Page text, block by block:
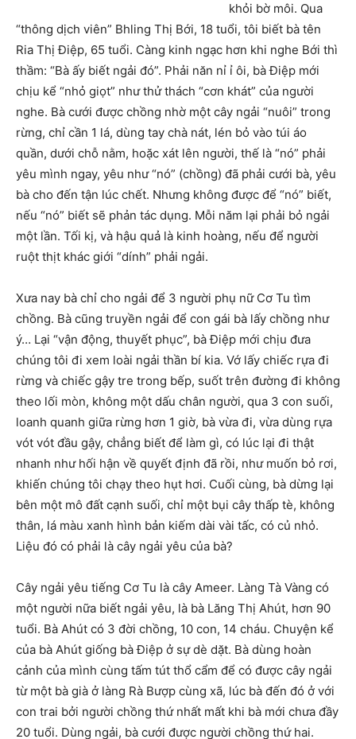
khỏi bờ môi. Qua
“thông dịch viên” Bhling Thị Bới, 18 tuổi, tôi biết bà tên
Ria Thị Điệp, 65 tuổi. Càng kinh ngạc hơn khi nghe Bới thì
thầm: “Bà ấy biết ngải đó”. Phải năn nỉ ỉ ôi, bà Điệp mới
chịu kể “nhỏ giọt” như thử thách “cơn khát” của người
nghe. Bà cưới được chồng nhờ một cây ngải “nuôi” trong
rừng, chỉ cần 1 lá, dùng tay chà nát, lén bỏ vào túi áo
quần, dưới chỗ nằm, hoặc xát lên người, thế là “nó” phải
yêu mình ngay, yêu như “nó” (chồng) đã phải cưới bà, yêu
bà cho đến tận lúc chết. Nhưng không được để “nó” biết,
nếu “nó” biết sẽ phản tác dụng. Mỗi năm lại phải bỏ ngải
một lần. Tối kị, và hậu quả là kinh hoàng, nếu để người
ruột thịt khác giới “dính” phải ngải.
Xưa nay bà chỉ cho ngải để 3 người phụ nữ Cơ Tu tìm
chồng. Bà cũng truyền ngải để con gái bà lấy chồng như
ý… Lại “vận động, thuyết phục”, bà Điệp mới chịu đưa
chúng tôi đi xem loài ngải thần bí kia. Vớ lấy chiếc rựa đi
rừng và chiếc gậy tre trong bếp, suốt trên đường đi không
theo lối mòn, không một dấu chân người, qua 3 con suối,
loanh quanh giữa rừng hơn 1 giờ, bà vừa đi, vừa dùng rựa
vót vót đầu gậy, chẳng biết để làm gì, có lúc lại đi thật
nhanh như hối hận về quyết định đã rồi, như muốn bỏ rơi,
khiến chúng tôi chạy theo hụt hơi. Cuối cùng, bà dừng lại
bên một mô đất cạnh suối, chỉ một bụi cây thấp tè, không
thân, lá màu xanh hình bản kiếm dài vài tấc, có củ nhỏ.
Liệu đó có phải là cây ngải yêu của bà?
Cây ngải yêu tiếng Cơ Tu là cây Ameer. Làng Tà Vàng có
một người nữa biết ngải yêu, là bà Lăng Thị Ahút, hơn 90
tuổi. Bà Ahút có 3 đời chồng, 10 con, 14 cháu. Chuyện kể
của bà Ahút giống bà Điệp ở sự dè dặt. Bà dùng hoàn
cảnh của mình cùng tấm tút thổ cẩm để có được cây ngải
từ một bà già ở làng Rà Bượp cùng xã, lúc bà đến đó ở với
con trai bởi người chồng thứ nhất mất khi bà mới chưa đầy
20 tuổi. Dùng ngải, bà cưới được người chồng thứ hai.